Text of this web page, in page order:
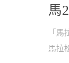
馬
「
馬拉